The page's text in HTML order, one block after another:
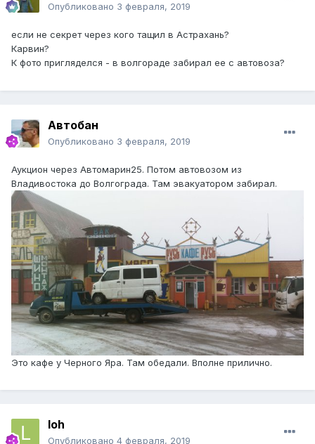
Опубликовано 3 февраля, 2019
если не секрет через кого тащил в Астрахань?
Карвин?
К фото пригляделся - в волгораде забирал ее с автовоза?
Автобан
Опубликовано 3 февраля, 2019
Аукцион через Автомарин25. Потом автовозом из
Владивостока до Волгограда. Там эвакуатором забирал.
Это кафе у Черного Яра. Там обедали. Вполне прилично.
loh
Опубликовано 4 февраля, 2019